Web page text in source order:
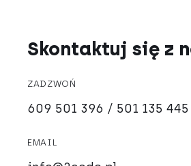
Skontaktuj się z
ZADZWOŃ
609 501 396 / 501 135 445
EMAIL